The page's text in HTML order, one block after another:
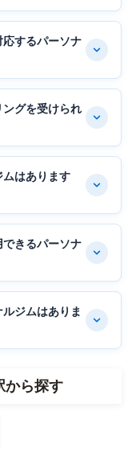
するパーソナ
グを受けられ
はあります
きるパーソナ
ジムはありま
から探す